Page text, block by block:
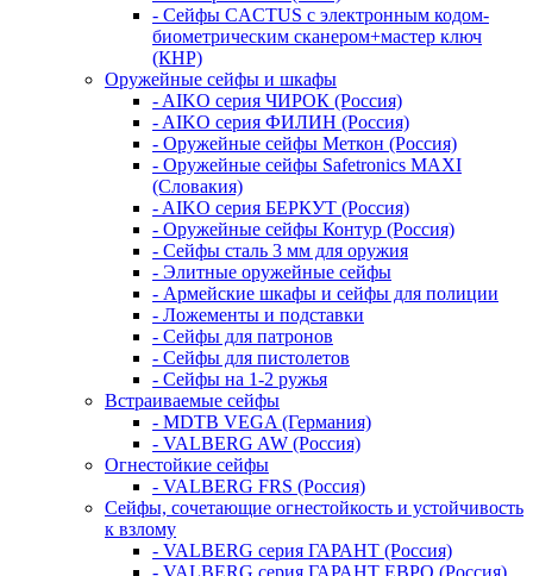
- Сейфы CACTUS с электронным кодом-
биометрическим сканером+мастер ключ
(КНР)
Оружейные сейфы и шкафы
- AIKO серия ЧИРОК (Россия)
- AIKO серия ФИЛИН (Россия)
- Оружейные сейфы Меткон (Россия)
- Оружейные сейфы Safetronics MAXI
(Словакия)
- AIKO серия БЕРКУТ (Россия)
- Оружейные сейфы Контур (Россия)
- Сейфы сталь 3 мм для оружия
- Элитные оружейные сейфы
- Армейские шкафы и сейфы для полиции
- Ложементы и подставки
- Сейфы для патронов
- Сейфы для пистолетов
- Сейфы на 1-2 ружья
Встраиваемые сейфы
- MDTB VEGA (Германия)
- VALBERG AW (Россия)
Огнестойкие сейфы
- VALBERG FRS (Россия)
Сейфы, сочетающие огнестойкость и устойчивость
к взлому
- VALBERG серия ГАРАНТ (Россия)
- VALBERG серия ГАРАНТ ЕВРО (Россия)